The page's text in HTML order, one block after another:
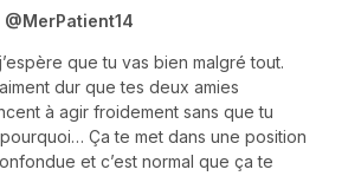
@MerPatient14
que tu vas bien malgré tout.
dur que tes deux amies
à agir froidement sans que tu
Ça te met dans une position
et c’est normal que ça te